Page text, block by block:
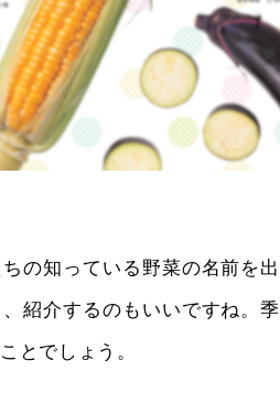
の知っている野菜の名前を出
紹介するのもいいですね。季
とでしょう。